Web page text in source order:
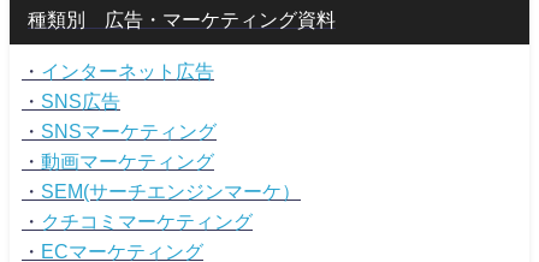
種類別 広告・マーケティング資料
・ インターネット広告
・ SNS広告
・ SNSマーケティング
・ 動画マーケティング
・ SEM(サーチエンジンマーケ）
・ クチコミマーケティング
・ ECマーケティング